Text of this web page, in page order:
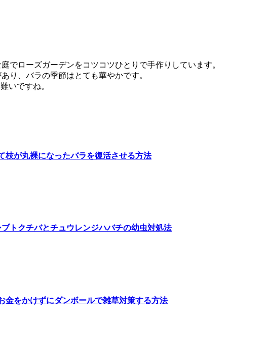
でローズガーデンをコツコツひとりで手作りしています。
り、バラの季節はとても華やかです。
いですね。
枝が丸裸になったバラを復活させる方法
トクチバとチュウレンジハバチの幼虫対処法
金をかけずにダンボールで雑草対策する方法